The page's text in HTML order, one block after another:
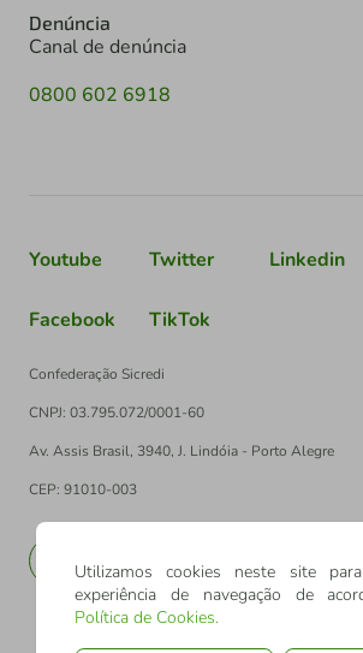
Denúncia
Canal de denúncia
0800 602 6918
Youtube Twitter Linkedin
Facebook TikTok
Confederação Sicredi
CNPJ: 03.795.072/0001-60
Av. Assis Brasil, 3940, J. Lindóia - Porto Alegre
CEP: 91010-003
Utilizamos cookies neste site
experiência de navegação de
Política de Cookies.